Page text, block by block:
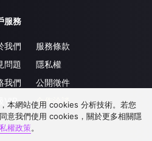
服務
我們
問題
我們
VIP
服務條款
隱私權
公開徵件
合作洽談
本網站使用 cookies 分析技術。若您
意我們使用 cookies，關於更多相關隱
權政策。